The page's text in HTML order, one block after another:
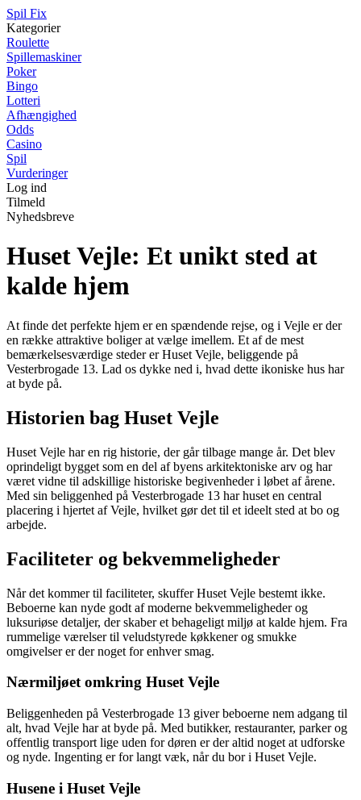
Spil Fix
Kategorier
Roulette
Spillemaskiner
Poker
Bingo
Lotteri
Afhængighed
Odds
Casino
Spil
Vurderinger
Log ind
Tilmeld
Nyhedsbreve
Huset Vejle: Et unikt sted at
kalde hjem
At finde det perfekte hjem er en spændende rejse, og i Vejle er der
en række attraktive boliger at vælge imellem. Et af de mest
bemærkelsesværdige steder er Huset Vejle, beliggende på
Vesterbrogade 13. Lad os dykke ned i, hvad dette ikoniske hus har
at byde på.
Historien bag Huset Vejle
Huset Vejle har en rig historie, der går tilbage mange år. Det blev
oprindeligt bygget som en del af byens arkitektoniske arv og har
været vidne til adskillige historiske begivenheder i løbet af årene.
Med sin beliggenhed på Vesterbrogade 13 har huset en central
placering i hjertet af Vejle, hvilket gør det til et ideelt sted at bo og
arbejde.
Faciliteter og bekvemmeligheder
Når det kommer til faciliteter, skuffer Huset Vejle bestemt ikke.
Beboerne kan nyde godt af moderne bekvemmeligheder og
luksuriøse detaljer, der skaber et behageligt miljø at kalde hjem. Fra
rummelige værelser til veludstyrede køkkener og smukke
omgivelser er der noget for enhver smag.
Nærmiljøet omkring Huset Vejle
Beliggenheden på Vesterbrogade 13 giver beboerne nem adgang til
alt, hvad Vejle har at byde på. Med butikker, restauranter, parker og
offentlig transport lige uden for døren er der altid noget at udforske
og nyde. Ingenting er for langt væk, når du bor i Huset Vejle.
Husene i Huset Vejle